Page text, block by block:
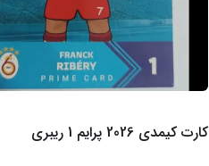
کارت کیمدی 2026 پرایم 1 ریبری